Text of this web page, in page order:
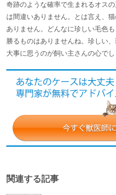
奇跡のような確率で生まれるオス
は間違いありません。とは言え、
ありません。どんなに珍しい毛色
勝るものはありませんね。珍しい
大事に思うのが飼い主さんの心でし
関連する記事